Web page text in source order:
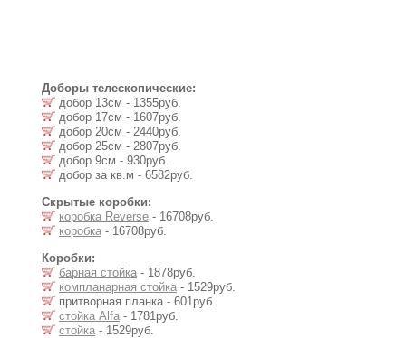
Доборы телескопические:
добор 13см - 1355руб.
добор 17см - 1607руб.
добор 20см - 2440руб.
добор 25см - 2807руб.
добор 9см - 930руб.
добор за кв.м - 6582руб.
Скрытые коробки:
коробка Reverse - 16708руб.
коробка - 16708руб.
Коробки:
барная стойка - 1878руб.
компланарная стойка - 1529руб.
притворная планка - 601руб.
стойка Alfa - 1781руб.
стойка - 1529руб.